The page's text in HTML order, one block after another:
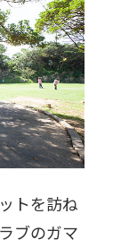
トを訪ね
ブのガマ